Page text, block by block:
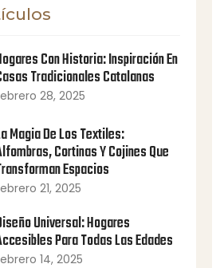
Con Historia: Inspiración En
Tradicionales Catalanas
28, 2025
Magia De Los Textiles:
Cortinas Y Cojines Que
Espacios
21, 2025
Universal: Hogares
Para Todas Las Edades
14, 2025